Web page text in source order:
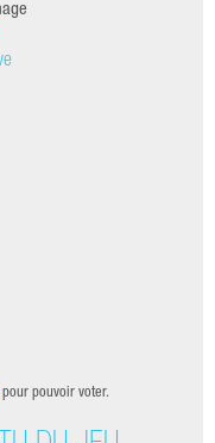
pour pouvoir voter.